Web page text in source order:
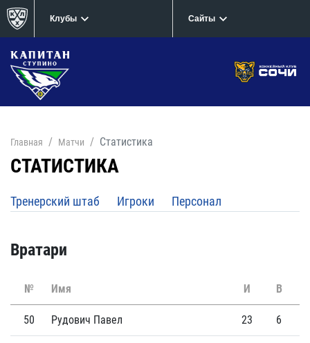
Клубы Сайты
Главная Матчи Статистика
СТАТИСТИКА
Тренерский штаб Игроки Персонал
Вратари
№ Имя И В
50 Рудович Павел 23 6